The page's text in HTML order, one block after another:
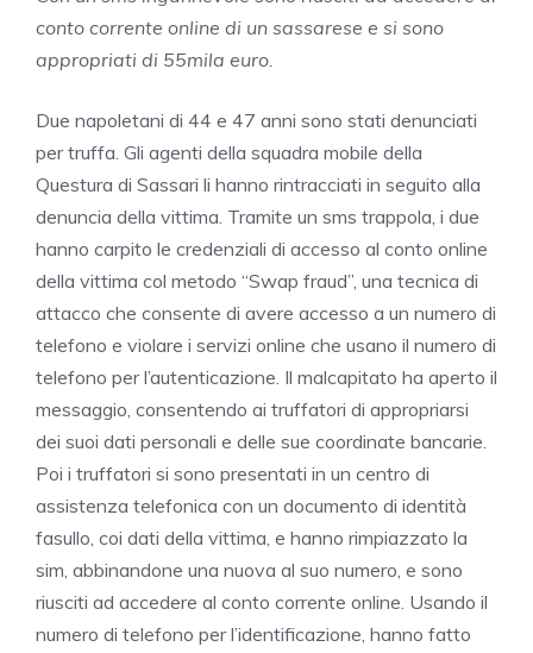
conto corrente online di un sassarese e si sono
appropriati di 55mila euro.
Due napoletani di 44 e 47 anni sono stati denunciati
per truffa. Gli agenti della squadra mobile della
Questura di Sassari li hanno rintracciati in seguito alla
denuncia della vittima. Tramite un sms trappola, i due
hanno carpito le credenziali di accesso al conto online
della vittima col metodo “Swap fraud”, una tecnica di
attacco che consente di avere accesso a un numero di
telefono e violare i servizi online che usano il numero di
telefono per l’autenticazione. Il malcapitato ha aperto il
messaggio, consentendo ai truffatori di appropriarsi
dei suoi dati personali e delle sue coordinate bancarie.
Poi i truffatori si sono presentati in un centro di
assistenza telefonica con un documento di identità
fasullo, coi dati della vittima, e hanno rimpiazzato la
sim, abbinandone una nuova al suo numero, e sono
riusciti ad accedere al conto corrente online. Usando il
numero di telefono per l’identificazione, hanno fatto